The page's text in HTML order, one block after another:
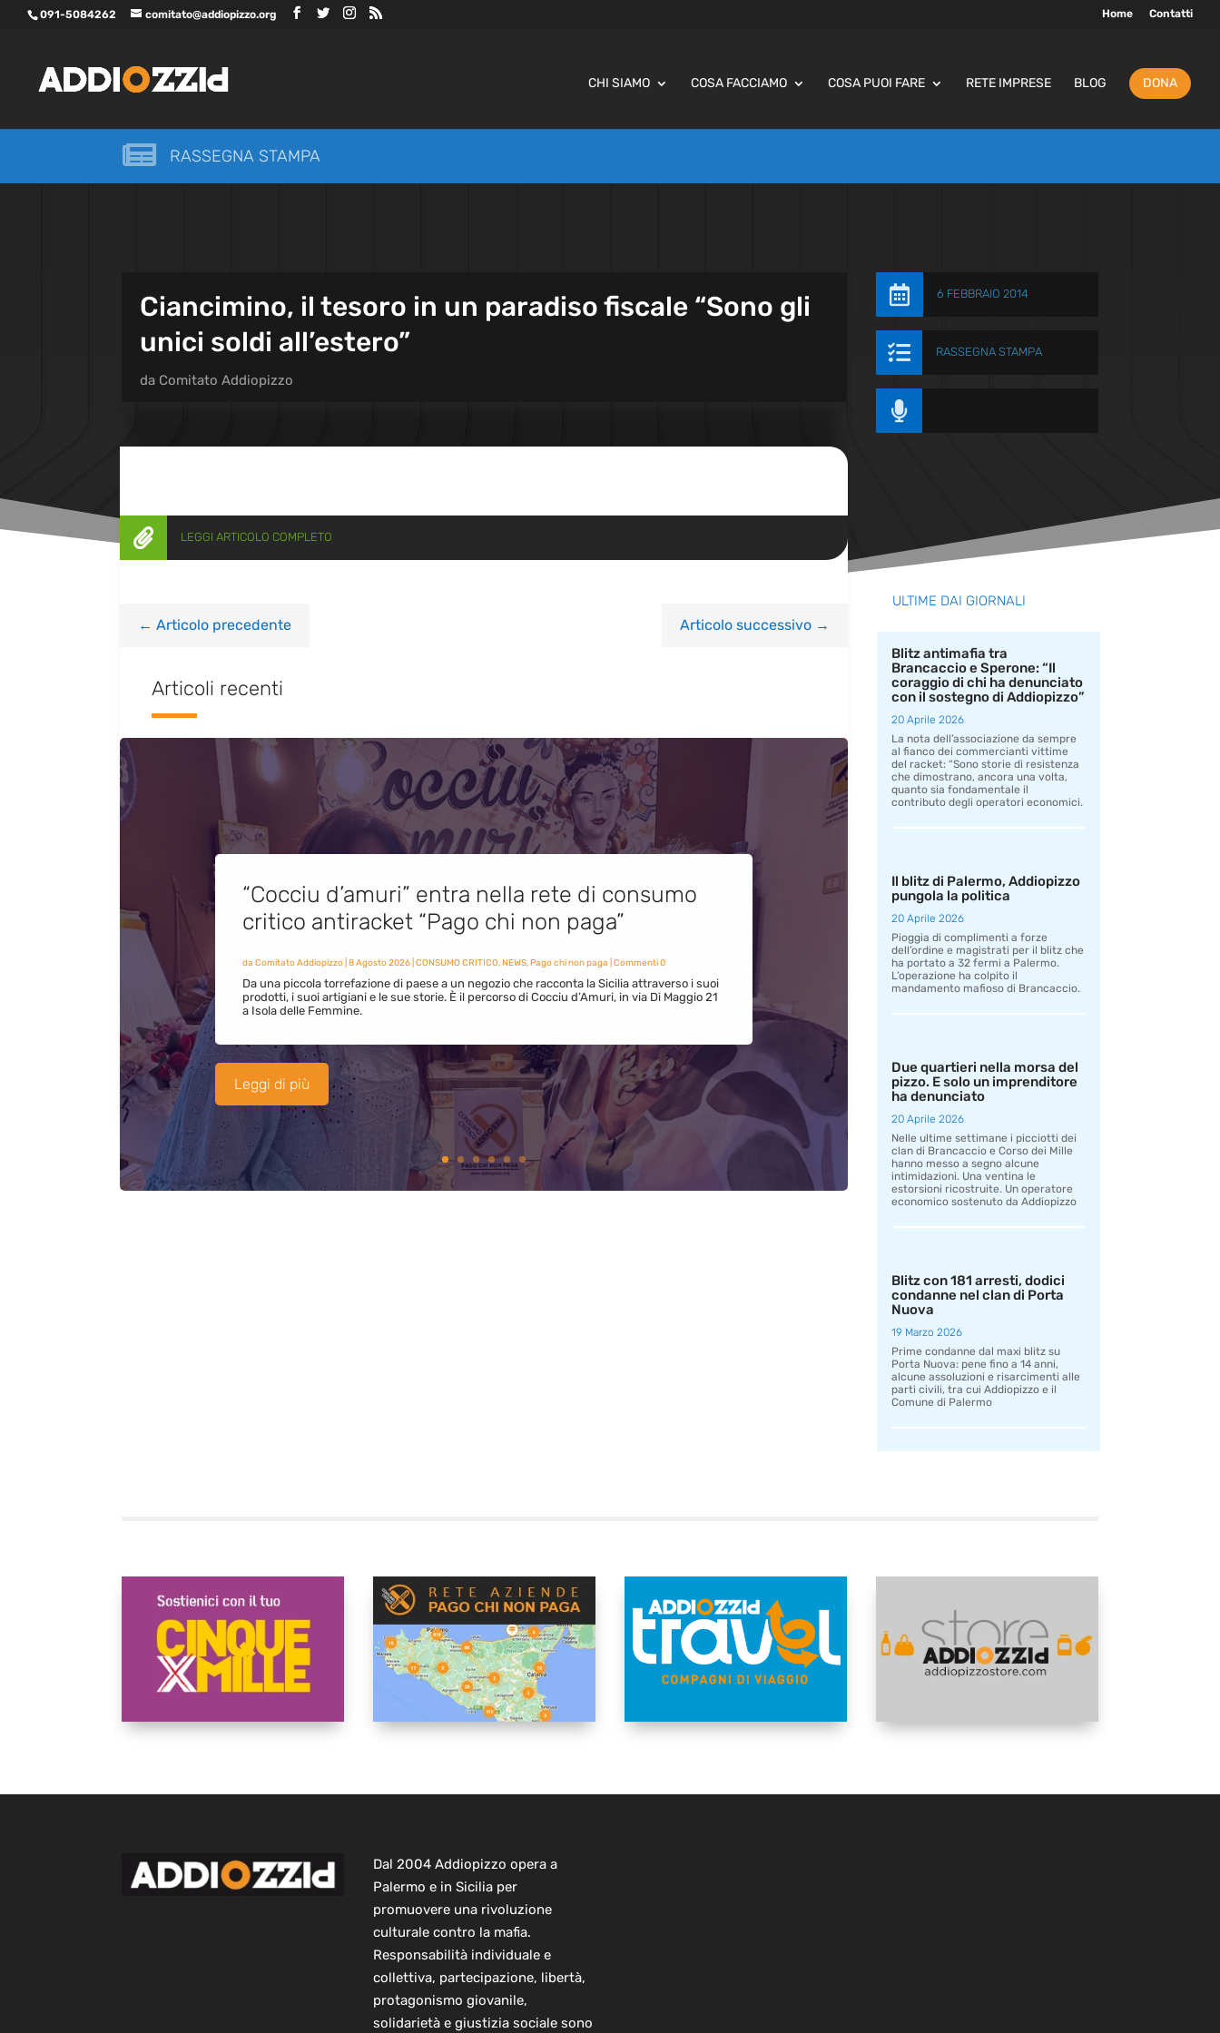
091-5084262 comitato@addiopizzo.org Home Contatti
CHI SIAMO COSA FACCIAMO COSA PUOI FARE RETE IMPRESE BLOG DONA
 RASSEGNA STAMPA
Ciancimino, il tesoro in un paradiso fiscale “Sono gli
unici soldi all’estero”
da Comitato Addiopizzo
 6 FEBBRAIO 2014
 RASSEGNA STAMPA

 LEGGI ARTICOLO COMPLETO
← Articolo precedente Articolo successivo→
Articoli recenti
“Cocciu d’amuri” entra nella rete di consumo
critico antiracket “Pago chi non paga”
da Comitato Addiopizzo| 8 Agosto 2026| CONSUMO CRITICO,NEWS,Pago chi non paga | Commenti 0
Da una piccola torrefazione di paese a un negozio che racconta la Sicilia attraverso i suoi
prodotti, i suoi artigiani e le sue storie. È il percorso di Cocciu d’Amuri, in via Di Maggio 21
a Isola delle Femmine.
Leggi di più
ULTIME DAI GIORNALI
Blitz antimafia tra
Brancaccio e Sperone: “Il
coraggio di chi ha denunciato
con il sostegno di Addiopizzo”
20 Aprile 2026
La nota dell’associazione da sempre
al fianco dei commercianti vittime
del racket: “Sono storie di resistenza
che dimostrano, ancora una volta,
quanto sia fondamentale il
contributo degli operatori economici.
Il blitz di Palermo, Addiopizzo
pungola la politica
20 Aprile 2026
Pioggia di complimenti a forze
dell’ordine e magistrati per il blitz che
ha portato a 32 fermi a Palermo.
L’operazione ha colpito il
mandamento mafioso di Brancaccio.
Due quartieri nella morsa del
pizzo. E solo un imprenditore
ha denunciato
20 Aprile 2026
Nelle ultime settimane i picciotti dei
clan di Brancaccio e Corso dei Mille
hanno messo a segno alcune
intimidazioni. Una ventina le
estorsioni ricostruite. Un operatore
economico sostenuto da Addiopizzo
Blitz con 181 arresti, dodici
condanne nel clan di Porta
Nuova
19 Marzo 2026
Prime condanne dal maxi blitz su
Porta Nuova: pene fino a 14 anni,
alcune assoluzioni e risarcimenti alle
parti civili, tra cui Addiopizzo e il
Comune di Palermo
Dal 2004 Addiopizzo opera a
Palermo e in Sicilia per
promuovere una rivoluzione
culturale contro la mafia.
Responsabilità individuale e
collettiva, partecipazione, libertà,
protagonismo giovanile,
solidarietà e giustizia sociale sono